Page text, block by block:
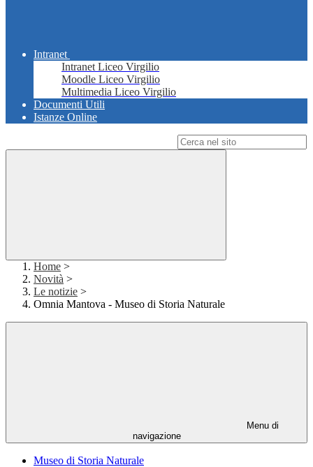
Intranet
Intranet Liceo Virgilio
Moodle Liceo Virgilio
Multimedia Liceo Virgilio
Documenti Utili
Istanze Online
Home >
Novità >
Le notizie >
Omnia Mantova - Museo di Storia Naturale
Menu di
navigazione
Museo di Storia Naturale